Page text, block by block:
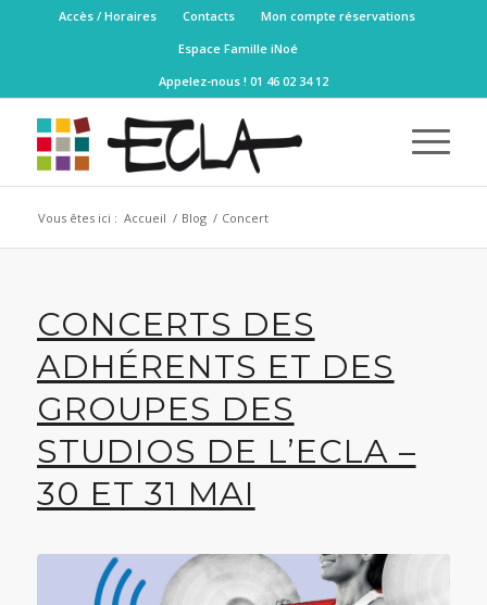
Accès / Horaires Contacts
Mon compte réservations
Espace Famille iNoé
Appelez-nous ! 01 46 02 34 12
Vous êtes ici : Accueil / Blog / Concert
CONCERTS DES
ADHÉRENTS ET DES
GROUPES DES
STUDIOS DE L’ECLA –
30 ET 31 MAI